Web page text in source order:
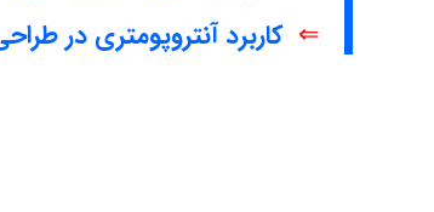
⇐ کاربرد آنتروپومتری در